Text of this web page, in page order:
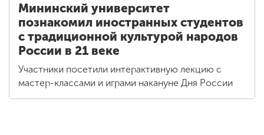
Мининский университет
познакомил иностранных студентов
с традиционной культурой народов
России в 21 веке
Участники посетили интерактивную лекцию с
мастер-классами и играми накануне Дня России